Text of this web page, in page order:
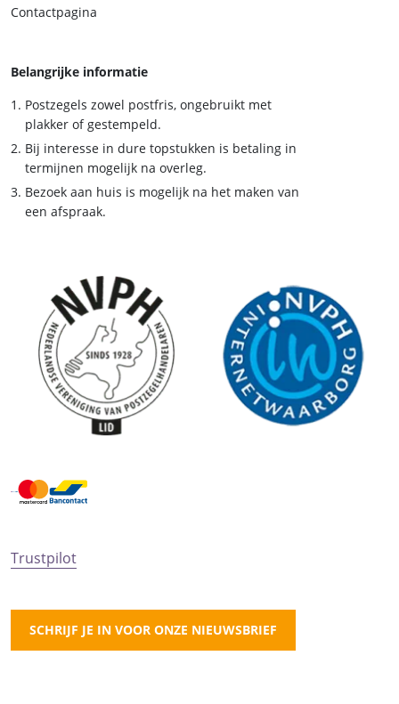
Contactpagina
Belangrijke informatie
Postzegels zowel postfris, ongebruikt met
plakker of gestempeld.
Bij interesse in dure topstukken is betaling in
termijnen mogelijk na overleg.
Bezoek aan huis is mogelijk na het maken van
een afspraak.
Trustpilot
SCHRIJF JE IN VOOR ONZE NIEUWSBRIEF